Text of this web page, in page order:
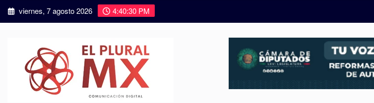
viernes, 7 agosto 2026 4:40:32 PM